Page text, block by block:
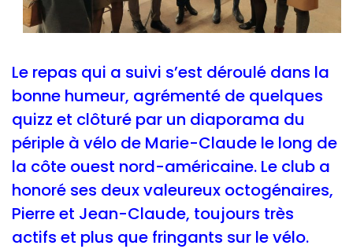
Le repas qui a suivi s’est déroulé dans la
bonne humeur, agrémenté de quelques
quizz et clôturé par un diaporama du
périple à vélo de Marie-Claude le long de
la côte ouest nord-américaine. Le club a
honoré ses deux valeureux octogénaires,
Pierre et Jean-Claude, toujours très
actifs et plus que fringants sur le vélo.